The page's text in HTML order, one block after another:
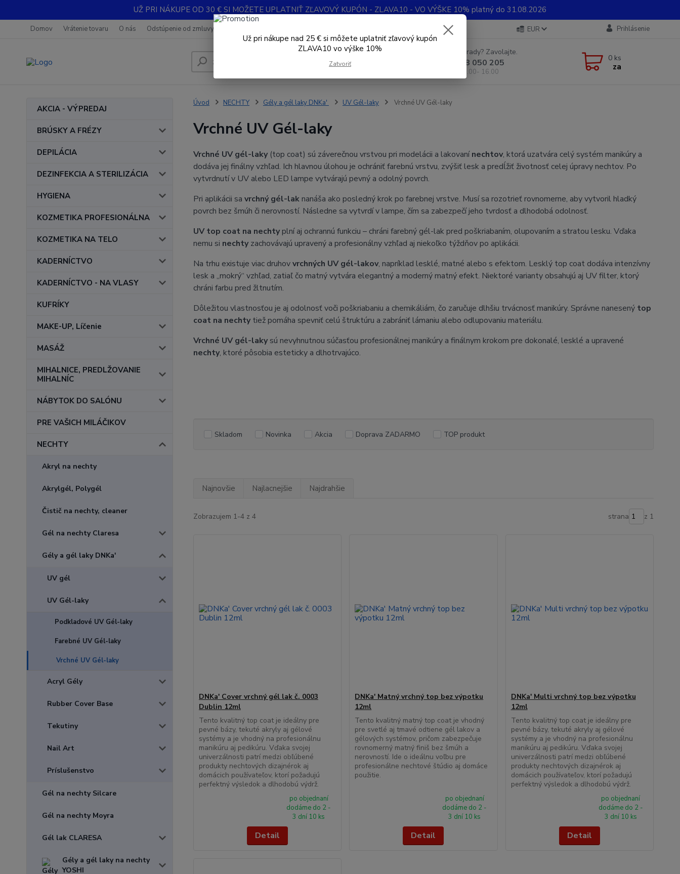
UŽ PRI NÁKUPE OD 30 € SI MOŽETE UPLATNIŤ ZĽAVOVÝ KUPÓN - ZLAVA10 - VO VÝŠKE 10% platný do 31.08.2026
Domov Vrátenie tovaru O nás Odstúpenie od zmluvy EUR Prihlásenie
Hľadať
Neviete si rady? Zavolajte.
+421 948 050 205
Denne od 8.00- 16.00
0 ks
za
AKCIA - VÝPREDAJ
BRÚSKY A FRÉZY
DEPILÁCIA
DEZINFEKCIA A STERILIZÁCIA
HYGIENA
KOZMETIKA PROFESIONÁLNA
KOZMETIKA NA TELO
KADERNÍCTVO
KADERNÍCTVO - NA VLASY
KUFRÍKY
MAKE-UP, Líčenie
MASÁŽ
MIHALNICE, PREDLŽOVANIE
MIHALNÍC
NÁBYTOK DO SALÓNU
PRE VAŠICH MILÁČIKOV
NECHTY
Akryl na nechty
Akrylgél, Polygél
Čistič na nechty, cleaner
Gél na nechty Claresa
Gély a gél laky DNKa'
UV gél
UV Gél-laky
Podkladové UV Gél-laky
Farebné UV Gél-laky
Vrchné UV Gél-laky
Acryl Gély
Rubber Cover Base
Tekutiny
Nail Art
Príslušenstvo
Gél na nechty Silcare
Gél na nechty Moyra
Gél lak CLARESA
Gély a gél laky na nechty
YOSHI
Úvod NECHTY Gély a gél laky DNKa' UV Gél-laky Vrchné UV Gél-laky
Vrchné UV Gél-laky
Vrchné UV gél-laky(top coat) sú záverečnou vrstvou pri modelácii a lakovanínechtov, ktorá uzatvára celý systém manikúry a
dodáva jej finálny vzhľad. Ich hlavnou úlohou je ochrániť farebnú vrstvu, zvýšiť lesk a predĺžiť životnosť celej úpravy nechtov. Po
vytvrdnutí v UV alebo LED lampe vytvárajú pevný a odolný povrch.
Pri aplikácii sa vrchný gél-laknanáša ako posledný krok po farebnej vrstve. Musí sa rozotrieť rovnomerne, aby vytvoril hladký
povrch bez šmúh či nerovností. Následne sa vytvrdí v lampe, čím sa zabezpečí jeho tvrdosť a dlhodobá odolnosť.
UV top coat na nechtyplní aj ochrannú funkciu – chráni farebný gél-lak pred poškriabaním, olupovaním a stratou lesku. Vďaka
nemu si nechtyzachovávajú upravený a profesionálny vzhľad aj niekoľko týždňov po aplikácii.
Na trhu existuje viac druhovvrchných UV gél-lakov, napríklad lesklé, matné alebo s efektom. Lesklý top coat dodáva intenzívny
lesk a „mokrý“ vzhľad, zatiaľ čo matný vytvára elegantný a moderný matný efekt. Niektoré varianty obsahujú aj UV filter, ktorý
chráni farbu pred žltnutím.
Dôležitou vlastnosťou je aj odolnosť voči poškriabaniu a chemikáliám, čo zaručuje dlhšiu trvácnosť manikúry. Správne nanesený top
coat na nechtytiež pomáha spevniť celú štruktúru a zabrániť lámaniu alebo odlupovaniu materiálu.
Vrchné UV gél-lakysú nevyhnutnou súčasťou profesionálnej manikúry a finálnym krokom pre dokonalé, lesklé a upravené
nechty, ktoré pôsobia esteticky a dlhotrvajúco.
Skladom Novinka Akcia Doprava ZADARMO TOP produkt
Najnovšie Najlacnejšie Najdrahšie
Zobrazujem 1-4 z 4 strana z 1
DNKa' Cover vrchný gél lak č. 0003
Dublin 12ml
Tento kvalitný top coat je ideálny pre
pevné bázy, tekuté akryly aj gélové
systémy a je vhodný na profesionálnu
manikúru aj pedikúru. Vďaka svojej
univerzálnosti patrí medzi obľúbené
produkty nechtových dizajnérok aj
domácich používateľov, ktorí požadujú
perfektný výsledok a dlhodobú výdrž.
po objednaní
dodáme do 2 -
3 dní 10 ks
Detail
DNKa' Matný vrchný top bez výpotku
12ml
Tento kvalitný matný top coat je vhodný
pre svetlé aj tmavé odtiene gél lakov a
gélových systémov, pričom zabezpečuje
rovnomerný matný finiš bez šmúh a
nerovností. Ide o ideálnu voľbu pre
profesionálne nechtové štúdio aj domáce
použitie.
po objednaní
dodáme do 2 -
3 dní 10 ks
Detail
DNKa' Multi vrchný top bez výpotku
12ml
Tento kvalitný top coat je ideálny pre
pevné bázy, tekuté akryly aj gélové
systémy a je vhodný na profesionálnu
manikúru aj pedikúru. Vďaka svojej
univerzálnosti patrí medzi obľúbené
produkty nechtových dizajnérok aj
domácich používateľov, ktorí požadujú
perfektný výsledok a dlhodobú výdrž.
po objednaní
dodáme do 2 -
3 dní 10 ks
Detail
Už pri nákupe nad 25 € si môžete uplatniť zľavový kupón
ZLAVA10 vo výške 10%
Zatvoriť